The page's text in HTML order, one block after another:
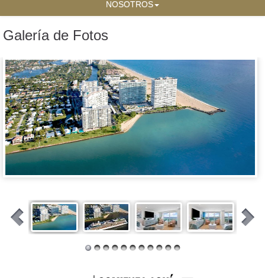
NOSOTROS
Galería de Fotos